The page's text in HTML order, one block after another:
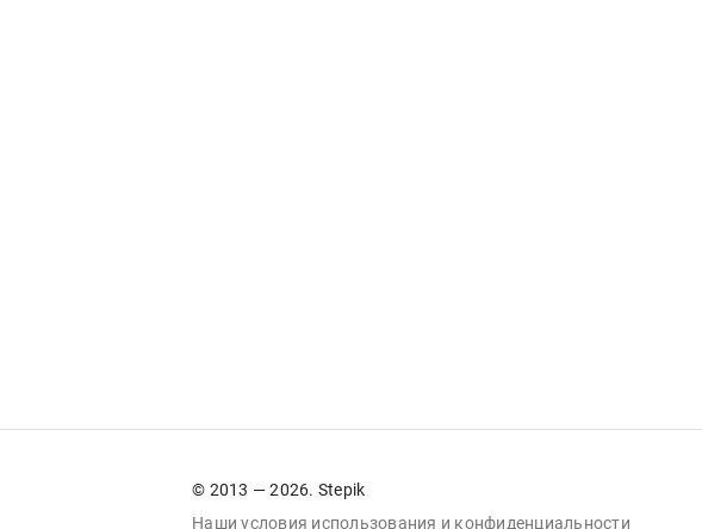
© 2013 — 2026. Stepik
Наши условия использования и конфиденциальности